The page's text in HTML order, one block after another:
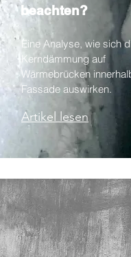
beachten?
Eine Analyse, wie sich
Kerndämmung auf
Wärmebrücken
Fassade auswirken.
Artikel lesen